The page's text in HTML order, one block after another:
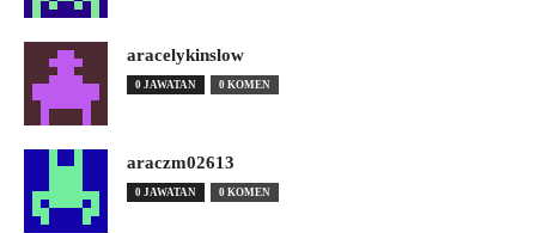
aracelykinslow
0 JAWATAN 0 KOMEN
araczm02613
0 JAWATAN 0 KOMEN